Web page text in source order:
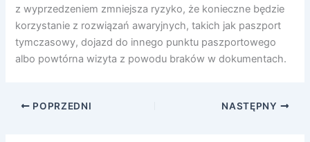
z wyprzedzeniem zmniejsza ryzyko, że konieczne będzie
korzystanie z rozwiązań awaryjnych, takich jak paszport
tymczasowy, dojazd do innego punktu paszportowego
albo powtórna wizyta z powodu braków w dokumentach.
POPRZEDNI NASTĘPNY